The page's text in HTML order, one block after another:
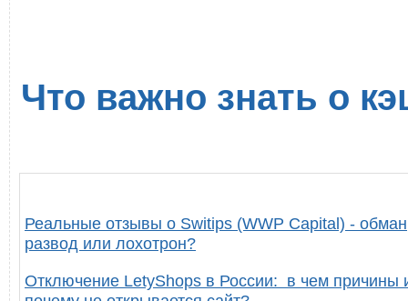
Что важно знать о
Реальные отзывы о Switips (WWP Capital) -
развод или лохотрон?
Отключение LetyShops в России: в чем причины